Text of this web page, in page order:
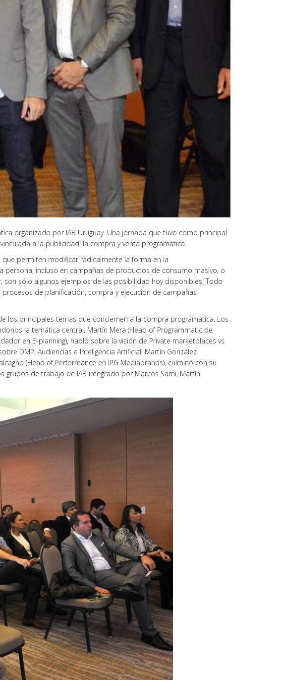
organizado por IAB Uruguay. Una jornada que tuvo como principal
a la publicidad: la compra y venta programática.
permiten modificar radicalmente la forma en la
incluso en campañas de productos de consumo masivo, o
sólo algunos ejemplos de las posibilidad hoy disponibles. Todo
de planificación, compra y ejecución de campañas
los principales temas que conciernen a la compra programática. Los
la temática central, Martín Mera (Head of Programmatic de
en E-planning), habló sobre la visión de Private marketplaces vs
DMP, Audiencias e Inteligencia Artificial, Martín González
(Head of Performance en IPG Mediabrands), culminó con su
grupos de trabajo de IAB integrado por Marcos Sarni, Martín